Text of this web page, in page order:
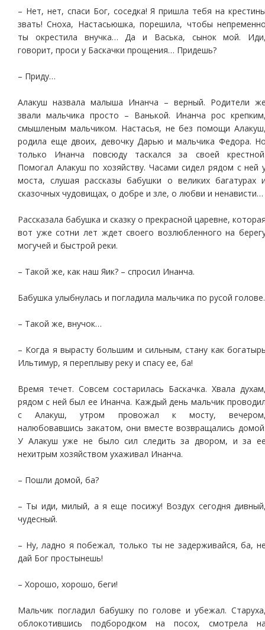
– Нет, нет, спаси Бог, соседка! Я пришла тебя на
звать! Сноха, Настасьюшка, порешила, чтобы
ты окрестила внучка… Да и Васька, сынок мой.
говорит, проси у Баскачки прощения… Придешь?
– Приду…
Алакуш назвала малыша Инанча – верный. Родители
звали мальчика просто – Ванькой. Инанча рос
смышленым мальчиком. Настасья, не без помощи
родила еще двоих, девочку Дарью и мальчика Федора.
только Инанча повсюду таскался за своей
Помогал Алакуш по хозяйству. Часами сидел рядом с ней
моста, слушая рассказы бабушки о великих багатурах
сказочных чудовищах, о добре и зле, о любви и ненависти…
Рассказала бабушка и сказку о прекрасной царевне,
вот уже сотни лет ждет своего возлюбленного на
могучей и быстрой реки.
– Такой же, как наш Яик? – спросил Инанча.
Бабушка улыбнулась и погладила мальчика по русой голове.
– Такой же, внучок…
– Когда я вырасту большим и сильным, стану как
Ильтимур, я переплыву реку и спасу ее, ба!
Время течет. Совсем состарилась Баскачка. Хвала
рядом с ней был ее Инанча. Каждый день мальчик
с Алакуш, утром провожал к мосту,
налюбовавшись закатом, они вместе возвращались
У Алакуш уже не было сил следить за двором, и за
нехитрым хозяйством ухаживал Инанча.
– Пошли домой, ба?
– Ты иди, милый, а я еще посижу! Воздух сегодня
чудесный.
– Ну, ладно я побежал, только ты не задерживайся, ба,
дай Бог простынешь!
– Хорошо, хорошо, беги!
Мальчик погладил бабушку по голове и убежал.
облокотившись подбородком на посох, смотрела